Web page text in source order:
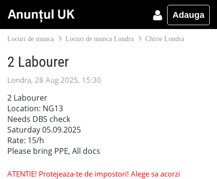
Adauga
Locuri de munca Locuri de munca Londra Chirie Londra
2 Labourer
Londra, 28 Aug 2025, 15:30
2 Labourer
Location: NG13
Needs DBS check
Saturday 05.09.2025
Rate: 15/h
Please bring PPE, All docs
ATENTIE! Protejeaza-te de impostori! Alege sa acorzi